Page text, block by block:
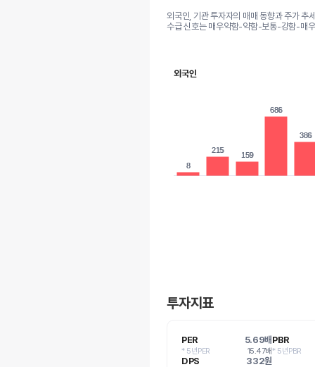
외국인, 기관 투자자의 매매 동향과 주가 추
수급 신호는 매우약함-약함-보통-강함-매
외국인
8
8
215
215
159
159
686
686
386
386
투자지표
PER 5.69배
* 5년PER 15.47배
PBR
* 5년PBR
DPS 332원